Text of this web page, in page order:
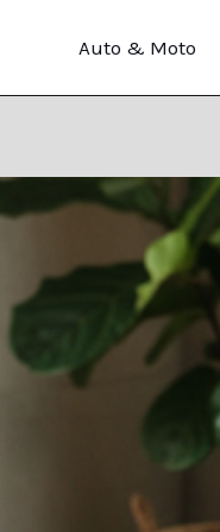
Auto & Moto